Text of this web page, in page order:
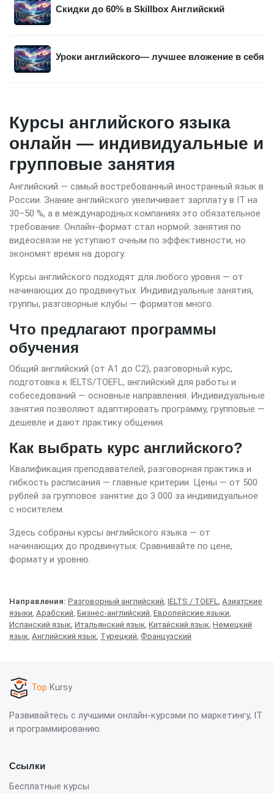
Скидки до 60% в Skillbox Английский
Уроки английского— лучшее вложение в себя
Курсы английского языка
онлайн — индивидуальные и
групповые занятия
Английский — самый востребованный иностранный язык в
России. Знание английского увеличивает зарплату в IT на
30–50 %, а в международных компаниях это обязательное
требование. Онлайн-формат стал нормой: занятия по
видеосвязи не уступают очным по эффективности, но
экономят время на дорогу.
Курсы английского подходят для любого уровня — от
начинающих до продвинутых. Индивидуальные занятия,
группы, разговорные клубы — форматов много.
Что предлагают программы
обучения
Общий английский (от A1 до C2), разговорный курс,
подготовка к IELTS/TOEFL, английский для работы и
собеседований — основные направления. Индивидуальные
занятия позволяют адаптировать программу, групповые —
дешевле и дают практику общения.
Как выбрать курс английского?
Квалификация преподавателей, разговорная практика и
гибкость расписания — главные критерии. Цены — от 500
рублей за групповое занятие до 3 000 за индивидуальное
с носителем.
Здесь собраны курсы английского языка — от
начинающих до продвинутых. Сравнивайте по цене,
формату и уровню.
Направления: Разговорный английский, IELTS / TOEFL, Азиатские
языки, Арабский, Бизнес-английский, Европейские языки,
Испанский язык, Итальянский язык, Китайский язык, Немецкий
язык, Английский язык, Турецкий, Французский
Top Kursy
Развивайтесь с лучшими онлайн-курсами по маркетингу, IT
и программированию.
Ссылки
Бесплатные курсы